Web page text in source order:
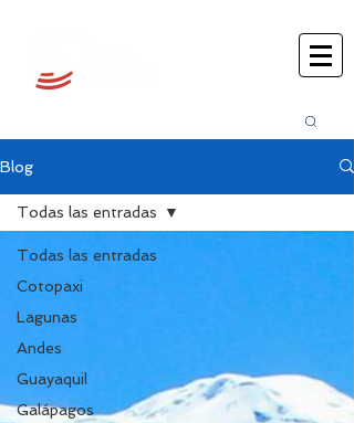
Blog
Todas las entradas
Cotopaxi
Lagunas
Andes
Guayaquil
Galápagos
Todas las entradas